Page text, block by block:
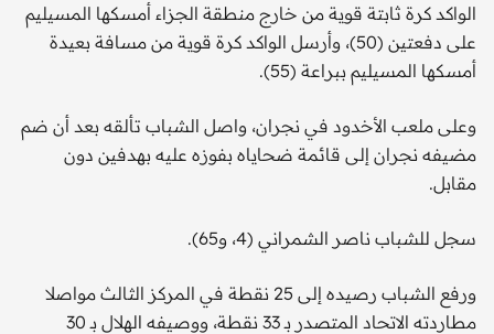
الواكد كرة ثابتة قوية من خارج منطقة الجزاء أمسكها المسيليم
على دفعتين (50)، وأرسل الواكد كرة قوية من مسافة بعيدة
أمسكها المسيليم ببراعة (55).
وعلى ملعب الأخدود في نجران، واصل الشباب تألقه بعد أن ضم
مضيفه نجران إلى قائمة ضحاياه بفوزه عليه بهدفين دون
مقابل.
سجل للشباب ناصر الشمراني (4، و65).
ورفع الشباب رصيده إلى 25 نقطة في المركز الثالث مواصلا
مطاردته الاتحاد المتصدر بـ 33 نقطة، ووصيفه الهلال بـ 30